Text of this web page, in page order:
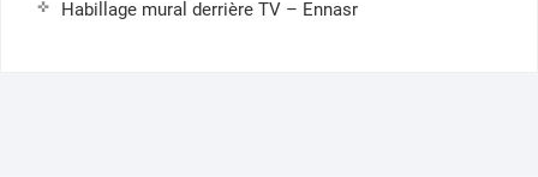
Habillage mural derrière TV – Ennasr